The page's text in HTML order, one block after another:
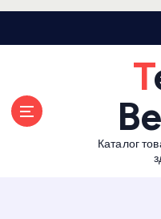
Terra
Каталог